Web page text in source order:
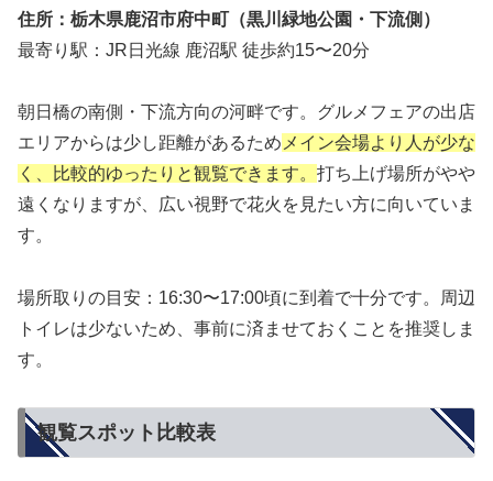
住所：栃木県鹿沼市府中町（黒川緑地公園・下流側）
最寄り駅：JR日光線 鹿沼駅 徒歩約15〜20分
朝日橋の南側・下流方向の河畔です。グルメフェアの出店
エリアからは少し距離があるため メイン会場より人が少な
く、比較的ゆったりと観覧できます。 打ち上げ場所がやや
遠くなりますが、広い視野で花火を見たい方に向いていま
す。
場所取りの目安：16:30〜17:00頃に到着で十分です。周辺
トイレは少ないため、事前に済ませておくことを推奨しま
す。
観覧スポット比較表